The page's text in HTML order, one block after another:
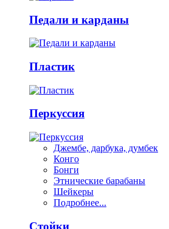
Педали и карданы
Пластик
Перкуссия
Джембе, дарбука, думбек
Конго
Бонги
Этнические барабаны
Шейкеры
Подробнее...
Стойки